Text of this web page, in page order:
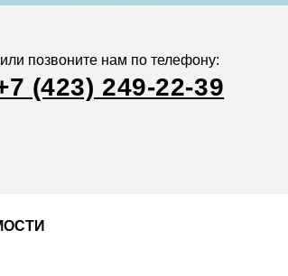
или позвоните нам по телефону:
(423) 249-22-39